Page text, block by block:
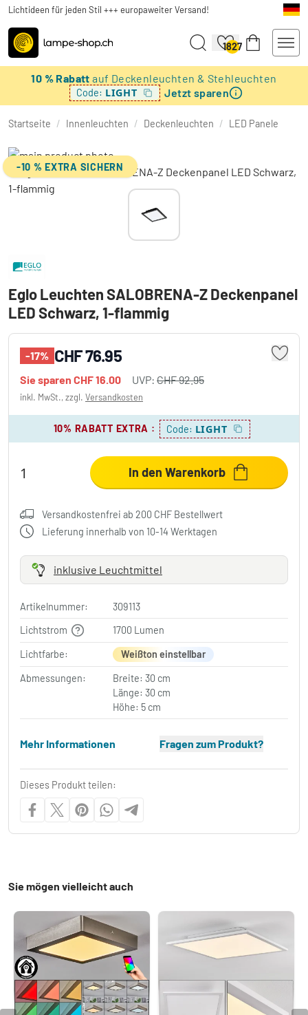
Lichtideen für jeden Stil +++ europaweiter Versand!
1827
10 % Rabattauf Deckenleuchten & Stehleuchten
Code: LIGHT Jetzt sparen
Startseite / Innenleuchten / Deckenleuchten / LED Panele
-10 % EXTRA SICHERN
Eglo Leuchten SALOBRENA-Z Deckenpanel
LED Schwarz, 1-flammig
-17% CHF 76.95
Sie sparen CHF 16.00 UVP: CHF 92.95
inkl. MwSt., zzgl. Versandkosten
10% RABATT EXTRA : Code: LIGHT
In den Warenkorb
Versandkostenfrei ab 200 CHF Bestellwert
Lieferung innerhalb von 10-14 Werktagen
inklusive Leuchtmittel
Artikelnummer:
309113
Lichtstrom
1700 Lumen
Lichtfarbe: Weißton einstellbar
Abmessungen:
Breite: 30 cm
Länge: 30 cm
Höhe: 5 cm
Mehr Informationen Fragen zum Produkt?
Dieses Produkt teilen:
Sie mögen vielleicht auch